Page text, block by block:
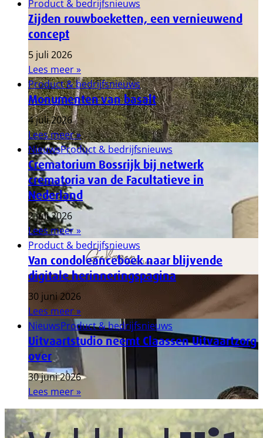
Product & bedrijfsnieuws
Zijden rouwboeketten, een vernieuwend
concept
5 juli 2026
Lees meer »
Product & bedrijfsnieuws
Monumenten van basalt
4 juli 2026
Lees meer »
NieuwsProduct & bedrijfsnieuws
Crematorium Bossrijk bij netwerk
crematoria van de Facultatieve in
Nederland
2 juli 2026
Lees meer »
Product & bedrijfsnieuws
Van condoleanceboek naar blijvende
digitale herinneringspagina
30 juni 2026
Lees meer »
NieuwsProduct & bedrijfsnieuws
Uitvaartstudio neemt Claassen Uitvaartzorg
over
30 juni 2026
Lees meer »